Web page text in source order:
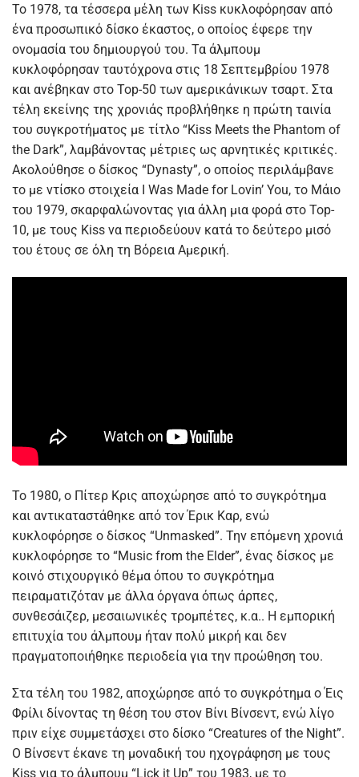
Το 1978, τα τέσσερα μέλη των Kiss κυκλοφόρησαν από
ένα προσωπικό δίσκο έκαστος, ο οποίος έφερε την
ονομασία του δημιουργού του. Τα άλμπουμ
κυκλοφόρησαν ταυτόχρονα στις 18 Σεπτεμβρίου 1978
και ανέβηκαν στο Top-50 των αμερικάνικων τσαρτ. Στα
τέλη εκείνης της χρονιάς προβλήθηκε η πρώτη ταινία
του συγκροτήματος με τίτλο “Kiss Meets the Phantom of
the Dark”, λαμβάνοντας μέτριες ως αρνητικές κριτικές.
Ακολούθησε ο δίσκος “Dynasty”, ο οποίος περιλάμβανε
το με ντίσκο στοιχεία I Was Made for Lovin’ You, το Μάιο
του 1979, σκαρφαλώνοντας για άλλη μια φορά στο Top-
10, με τους Kiss να περιοδεύουν κατά το δεύτερο μισό
του έτους σε όλη τη Βόρεια Αμερική.
Το 1980, ο Πίτερ Κρις αποχώρησε από το συγκρότημα
και αντικαταστάθηκε από τον Έρικ Καρ, ενώ
κυκλοφόρησε ο δίσκος “Unmasked”. Την επόμενη χρονιά
κυκλοφόρησε το “Music from the Elder”, ένας δίσκος με
κοινό στιχουργικό θέμα όπου το συγκρότημα
πειραματιζόταν με άλλα όργανα όπως άρπες,
συνθεσάιζερ, μεσαιωνικές τρομπέτες, κ.α.. Η εμπορική
επιτυχία του άλμπουμ ήταν πολύ μικρή και δεν
πραγματοποιήθηκε περιοδεία για την προώθηση του.
Στα τέλη του 1982, αποχώρησε από το συγκρότημα ο Έις
Φρίλι δίνοντας τη θέση του στον Βίνι Βίνσεντ, ενώ λίγο
πριν είχε συμμετάσχει στο δίσκο “Creatures of the Night”.
Ο Βίνσεντ έκανε τη μοναδική του ηχογράφηση με τους
Kiss για το άλμπουμ “Lick it Up” του 1983, με το